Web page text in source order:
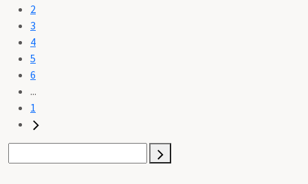
2
3
4
5
6
...
1